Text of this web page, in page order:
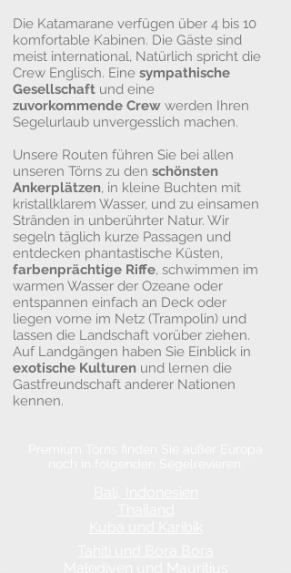
Die Katamarane verfügen über 4 bis 10
komfortable Kabinen. Die Gäste sind
meist international, Natürlich spricht die
Crew Englisch. Eine sympathische
Gesellschaft und eine
zuvorkommende Crew werden Ihren
Segelurlaub unvergesslich machen.
Unsere Routen führen Sie bei allen
unseren Törns zu den schönsten
Ankerplätzen, in kleine Buchten mit
kristallklarem Wasser, und zu einsamen
Stränden in unberührter Natur. Wir
segeln täglich kurze Passagen und
entdecken phantastische Küsten,
farbenprächtige Riffe, schwimmen im
warmen Wasser der Ozeane oder
entspannen einfach an Deck oder
liegen vorne im Netz (Trampolin) und
lassen die Landschaft vorüber ziehen.
Auf Landgängen haben Sie Einblick in
exotische Kulturen und lernen die
Gastfreundschaft anderer Nationen
kennen.